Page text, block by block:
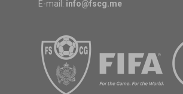
E-mail: info@fscg.me